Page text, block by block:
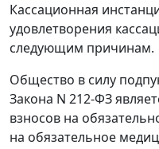
Кассационная
удовлетворения
следующим причинам.
Общество в силу
Закона N 212-ФЗ
взносов на
на обязательное